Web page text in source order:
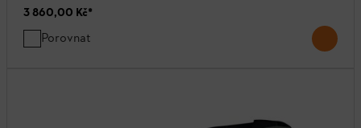
3 860,00 Kč*
Porovnat